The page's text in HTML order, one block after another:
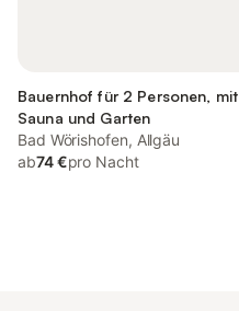
Bauernhof für 2 Personen, mit
Sauna und Garten
Bad Wörishofen, Allgäu
ab74 €pro Nacht